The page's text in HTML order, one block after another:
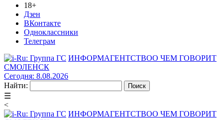
18+
Дзен
ВКонтакте
Одноклассники
Телеграм
ИНФОРМАГЕНТСТВОО ЧЕМ ГОВОРИТ
СМОЛЕНСК
Сегодня: 8.08.2026
Найти:
☰
<
ИНФОРМАГЕНТСТВОО ЧЕМ ГОВОРИТ